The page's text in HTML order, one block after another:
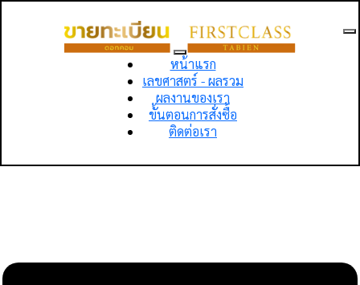
หน้าแรก
เลขศาสตร์ - ผลรวม
ผลงานของเรา
ขั้นตอนการสั่งซื้อ
ติดต่อเรา